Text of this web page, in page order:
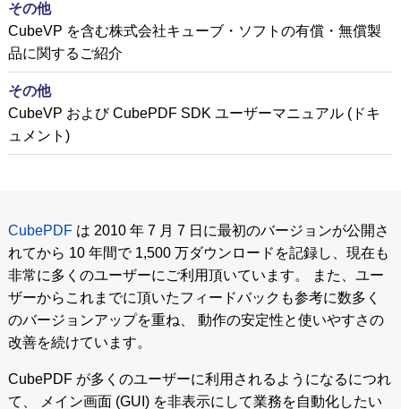
その他
CubeVP を含む株式会社キューブ・ソフトの有償・無償製
品に関するご紹介
その他
CubeVP および CubePDF SDK ユーザーマニュアル (ドキ
ュメント)
CubePDFは 2010 年 7 月 7 日に最初のバージョンが公開さ
れてから 10 年間で 1,500 万ダウンロードを記録し、現在も
非常に多くのユーザーにご利用頂いています。 また、ユー
ザーからこれまでに頂いたフィードバックも参考に数多く
のバージョンアップを重ね、 動作の安定性と使いやすさの
改善を続けています。
CubePDF が多くのユーザーに利用されるようになるにつれ
て、 メイン画面 (GUI) を非表示にして業務を自動化したい